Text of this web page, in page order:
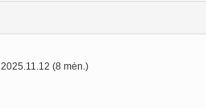
2025.11.12 (8 mėn.)